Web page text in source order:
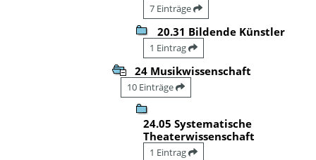
7 Einträge
20.31 Bildende Künstler
1 Eintrag
24 Musikwissenschaft
10 Einträge
24.05 Systematische
Theaterwissenschaft
1 Eintrag